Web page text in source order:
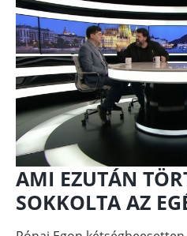
AMI EZUTÁN
SOKKOLTA AZ